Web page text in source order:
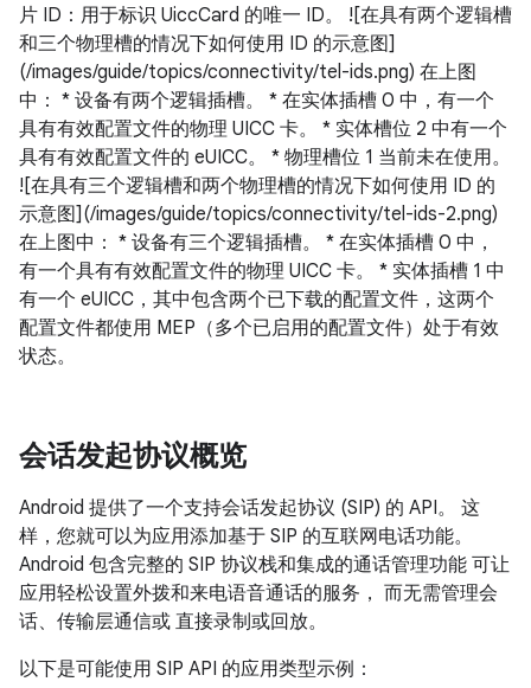
片 ID：用于标识 UiccCard 的唯一 ID。 ![在具有两个逻辑槽
和三个物理槽的情况下如何使用 ID 的示意图]
(/images/guide/topics/connectivity/tel-ids.png) 在上图
中： * 设备有两个逻辑插槽。 * 在实体插槽 0 中，有一个
具有有效配置文件的物理 UICC 卡。 * 实体槽位 2 中有一个
具有有效配置文件的 eUICC。 * 物理槽位 1 当前未在使用。
![在具有三个逻辑槽和两个物理槽的情况下如何使用 ID 的
示意图](/images/guide/topics/connectivity/tel-ids-2.png)
在上图中： * 设备有三个逻辑插槽。 * 在实体插槽 0 中，
有一个具有有效配置文件的物理 UICC 卡。 * 实体插槽 1 中
有一个 eUICC，其中包含两个已下载的配置文件，这两个
配置文件都使用 MEP（多个已启用的配置文件）处于有效
状态。
会话发起协议概览
Android 提供了一个支持会话发起协议 (SIP) 的 API。 这
样，您就可以为应用添加基于 SIP 的互联网电话功能。
Android 包含完整的 SIP 协议栈和集成的通话管理功能 可让
应用轻松设置外拨和来电语音通话的服务， 而无需管理会
话、传输层通信或 直接录制或回放。
以下是可能使用 SIP API 的应用类型示例：